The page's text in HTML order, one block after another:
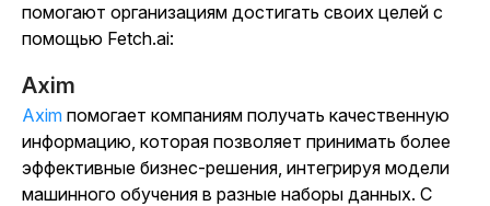
помогают организациям достигать своих целей с
помощью Fetch.ai:
Axim
Axim помогает компаниям получать качественную
информацию, которая позволяет принимать более
эффективные бизнес-решения, интегрируя модели
машинного обучения в разные наборы данных. С